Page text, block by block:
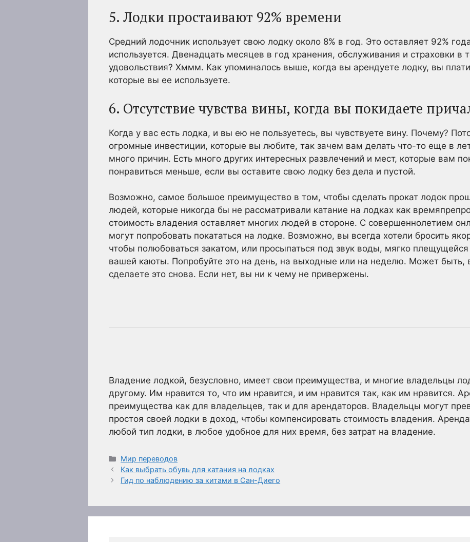
5. Лодки простаивают 92% времени
Средний лодочник использует свою лодку около 8% в год. Это оставляет 92%
используется. Двенадцать месяцев в год хранения, обслуживания и страховки в
удовольствия? Хммм. Как упоминалось выше, когда вы арендуете лодку, вы
которые вы ее используете.
6. Отсутствие чувства вины, когда вы покидаете
Когда у вас есть лодка, и вы ею не пользуетесь, вы чувствуете вину. Почему?
огромные инвестиции, которые вы любите, так зачем вам делать что-то еще в
много причин. Есть много других интересных развлечений и мест, которые вам
понравиться меньше, если вы оставите свою лодку без дела и пустой.
Возможно, самое большое преимущество в том, чтобы сделать прокат лодок
людей, которые никогда бы не рассматривали катание на лодках как
стоимость владения оставляет многих людей в стороне. С совершеннолетием
могут попробовать покататься на лодке. Возможно, вы всегда хотели бросить
чтобы полюбоваться закатом, или просыпаться под звук воды, мягко
вашей каюты. Попробуйте это на день, на выходные или на неделю. Может быть,
сделаете это снова. Если нет, вы ни к чему не привержены.
Владение лодкой, безусловно, имеет свои преимущества, и многие владельцы
другому. Им нравится то, что им нравится, и им нравится так, как им нравится.
преимущества как для владельцев, так и для арендаторов. Владельцы могут
простоя своей лодки в доход, чтобы компенсировать стоимость владения.
любой тип лодки, в любое удобное для них время, без затрат на владение.
Рубрики
Мир переводов
Как выбрать обувь для катания на лодках
Гид по наблюдению за китами в Сан-Диего